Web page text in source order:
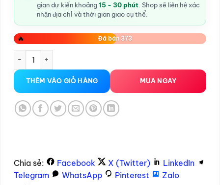
gian dự kiến khoảng15 - 30 phút . Shop sẽ liên hệ xác
nhận địa chỉ và thời gian giao cụ thể.
🔥 Đã bán 373
THÊM VÀO GIỎ HÀNG MUA NGAY
Chia sẻ: Facebook X (Twitter)
LinkedIn
Telegram
WhatsApp Pinterest
Zalo